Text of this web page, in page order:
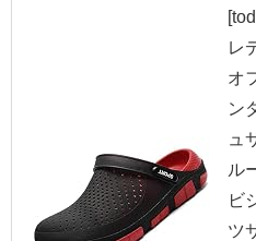
レ
オ
ン
ュ
ル
ビ
ツ